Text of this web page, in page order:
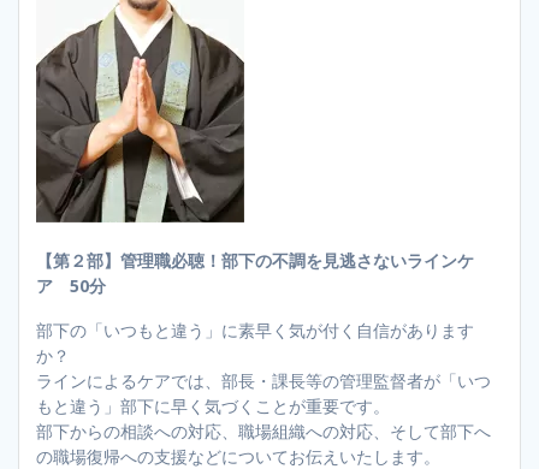
【第２部】管理職必聴！部下の不調を見逃さないラインケ
ア 50分
部下の「いつもと違う」に素早く気が付く自信があります
か？
ラインによるケアでは、部長・課長等の管理監督者が「いつ
もと違う」部下に早く気づくことが重要です。
部下からの相談への対応、職場組織への対応、そして部下へ
の職場復帰への支援などについてお伝えいたします。